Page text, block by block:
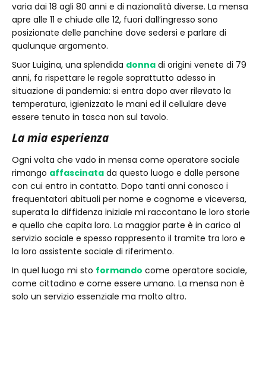
varia dai 18 agli 80 anni e di nazionalità diverse. La mensa
apre alle 11 e chiude alle 12, fuori dall’ingresso sono
posizionate delle panchine dove sedersi e parlare di
qualunque argomento.
Suor Luigina, una splendida donna di origini venete di 79
anni, fa rispettare le regole soprattutto adesso in
situazione di pandemia: si entra dopo aver rilevato la
temperatura, igienizzato le mani ed il cellulare deve
essere tenuto in tasca non sul tavolo.
La mia esperienza
Ogni volta che vado in mensa come operatore sociale
rimango affascinata da questo luogo e dalle persone
con cui entro in contatto. Dopo tanti anni conosco i
frequentatori abituali per nome e cognome e viceversa,
superata la diffidenza iniziale mi raccontano le loro storie
e quello che capita loro. La maggior parte è in carico al
servizio sociale e spesso rappresento il tramite tra loro e
la loro assistente sociale di riferimento.
In quel luogo mi sto formando come operatore sociale,
come cittadino e come essere umano. La mensa non è
solo un servizio essenziale ma molto altro.